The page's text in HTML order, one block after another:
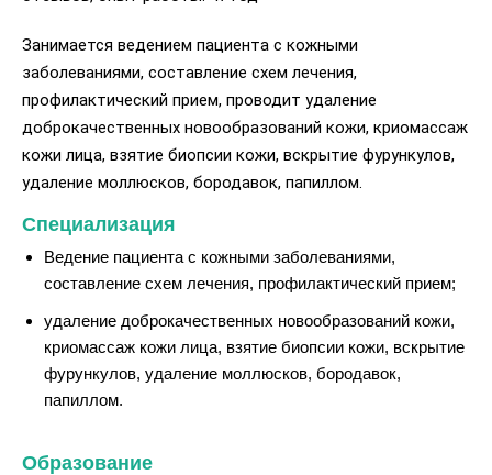
Занимается ведением пациента с кожными
заболеваниями, составление схем лечения,
профилактический прием, проводит удаление
доброкачественных новообразований кожи, криомассаж
кожи лица, взятие биопсии кожи, вскрытие фурункулов,
удаление моллюсков, бородавок, папиллом.
Специализация
Ведение пациента с кожными заболеваниями,
составление схем лечения, профилактический прием;
удаление доброкачественных новообразований кожи,
криомассаж кожи лица, взятие биопсии кожи, вскрытие
фурункулов, удаление моллюсков, бородавок,
папиллом.
Образование